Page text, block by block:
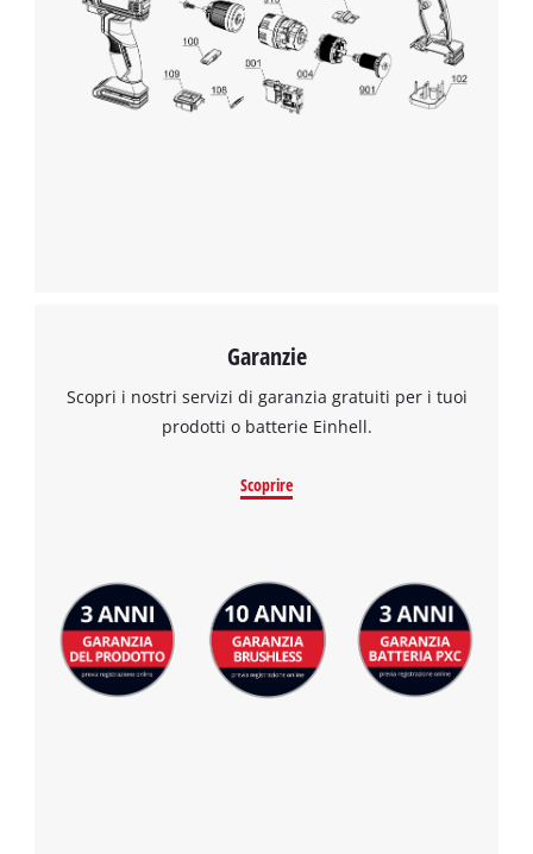
Garanzie
Scopri i nostri servizi di garanzia gratuiti per i tuoi
prodotti o batterie Einhell.
Scoprire